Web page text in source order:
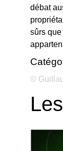
débat
sûrs
©